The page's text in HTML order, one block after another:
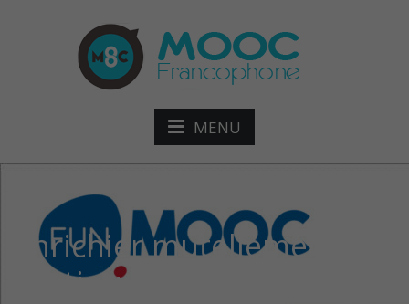
MENU
Enrichier mutellement sa
pratique pedagogique